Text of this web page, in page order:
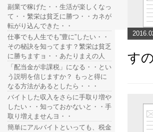
す
副業で稼げた・・生活が楽しくなっ
て・・繁栄は貧乏に勝つ・・カネが
転がり込んできた・・
仕事でも人生でも”豊に”したい・・
その秘訣を知ってます？繁栄は貧乏
に勝ちますョ・・あたりまえの人
「配当金が非課税」になる・・とい
う説明を信じますか？ もっと得に
なる方法があるとしたら・・・
バイトした収入をさらに手取り増や
したい・・知っておかないと・・手
取り増えませんヨ・・
簡単にアルバイトといっても、税金